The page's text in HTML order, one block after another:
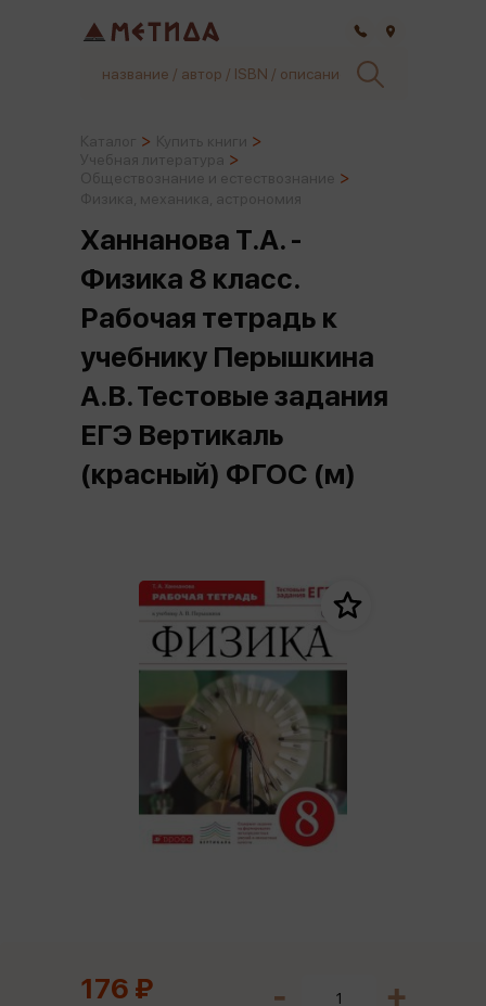
Ханнанова Т.А. -
Физика 8 класс.
Рабочая тетрадь к
учебнику Перышкина
А.В. Тестовые задания
ЕГЭ Вертикаль
(красный) ФГОС (м)
176 ₽